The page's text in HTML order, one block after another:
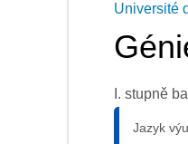
Université
I. stupně
Jazyk